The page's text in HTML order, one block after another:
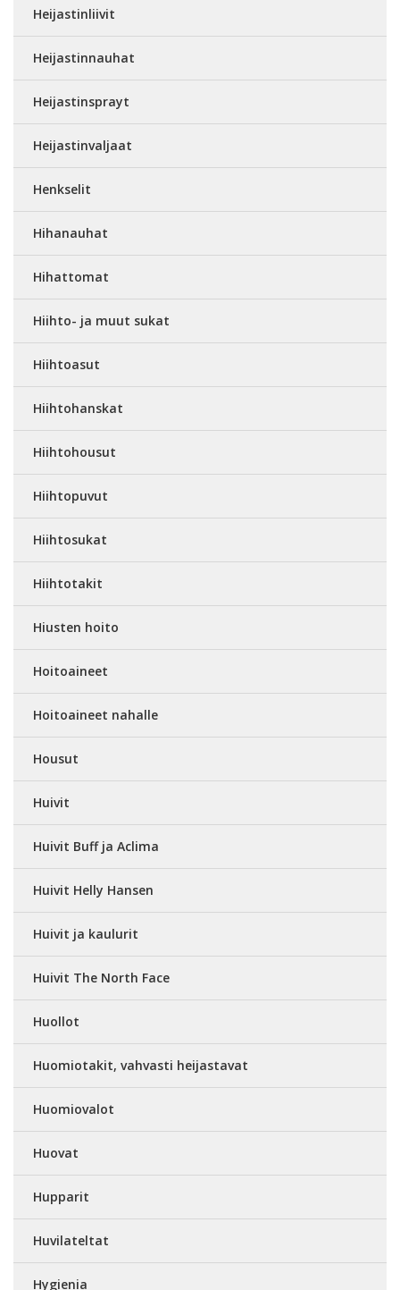
Heijastinliivit
Heijastinnauhat
Heijastinsprayt
Heijastinvaljaat
Henkselit
Hihanauhat
Hihattomat
Hiihto- ja muut sukat
Hiihtoasut
Hiihtohanskat
Hiihtohousut
Hiihtopuvut
Hiihtosukat
Hiihtotakit
Hiusten hoito
Hoitoaineet
Hoitoaineet nahalle
Housut
Huivit
Huivit Buff ja Aclima
Huivit Helly Hansen
Huivit ja kaulurit
Huivit The North Face
Huollot
Huomiotakit, vahvasti heijastavat
Huomiovalot
Huovat
Hupparit
Huvilateltat
Hygienia